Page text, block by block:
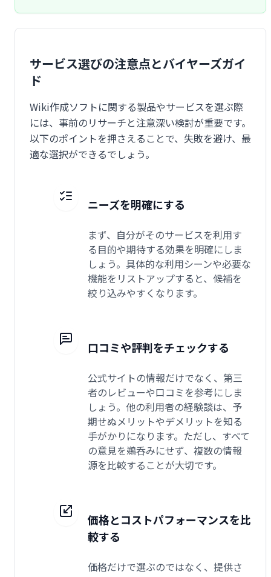
サービス選びの注意点とバイヤーズガイ
ド
Wiki作成ソフトに関する製品やサービスを選ぶ際
には、事前のリサーチと注意深い検討が重要です。
以下のポイントを押さえることで、失敗を避け、最
適な選択ができるでしょう。
ニーズを明確にする
まず、自分がそのサービスを利用す
る目的や期待する効果を明確にしま
しょう。具体的な利用シーンや必要な
機能をリストアップすると、候補を
絞り込みやすくなります。
口コミや評判をチェックする
公式サイトの情報だけでなく、第三
者のレビューや口コミを参考にしま
しょう。他の利用者の経験談は、予
期せぬメリットやデメリットを知る
手がかりになります。ただし、すべて
の意見を鵜呑みにせず、複数の情報
源を比較することが大切です。
価格とコストパフォーマンスを比
較する
価格だけで選ぶのではなく、提供さ